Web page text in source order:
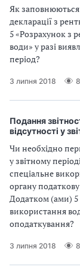
Як заповнюються
декларації з
5 «Розрахунок з
води» у разі
період?
3 липня 2018
Подання
відсутності у
Чи необхідно
у звітному
спеціальне
органу
Додатком (ами) 5
використання
оподаткування?
3 липня 2018